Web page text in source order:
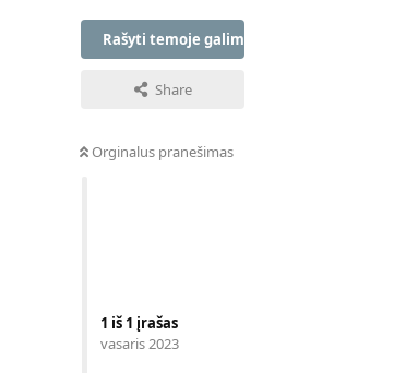
Rašyti temoje galima tik prisijungus
Share
Orginalus pranešimas
1 iš 1 įrašas
vasaris 2023